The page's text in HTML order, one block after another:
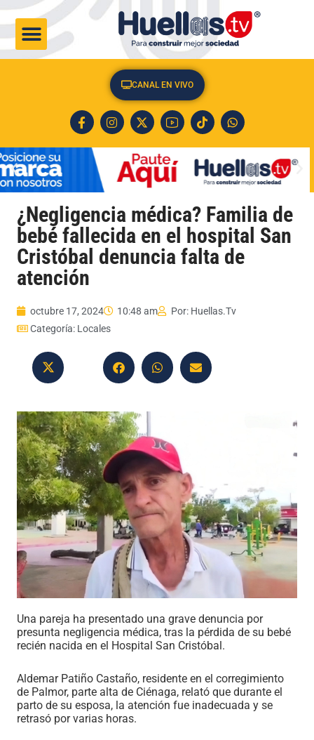
CANAL EN VIVO
¿Negligencia médica? Familia de
bebé fallecida en el hospital San
Cristóbal denuncia falta de
atención
octubre 17, 2024 10:48 am Por: Huellas.Tv
Categoría: Locales
Una pareja ha presentado una grave denuncia por
presunta negligencia médica, tras la pérdida de su bebé
recién nacida en el Hospital San Cristóbal.
Aldemar Patiño Castaño, residente en el corregimiento
de Palmor, parte alta de Ciénaga, relató que durante el
parto de su esposa, la atención fue inadecuada y se
retrasó por varias horas.